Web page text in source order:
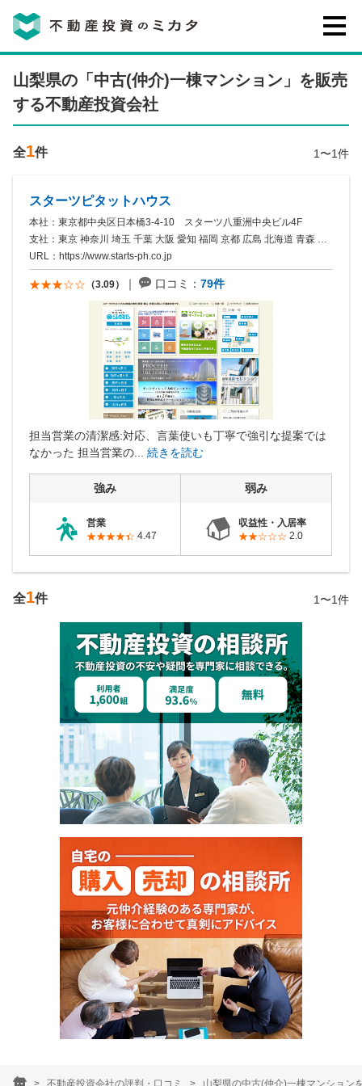
不動産投資のミカタとは
講座・セミナー
お客様の声
ご質問・ご予約 0120-146-460
営業時間：10:00〜19:00(土日祝も営業中) 定休日：水
山梨県の「中古(仲介)一棟マンション」を販売
する不動産投資会社
全1件 1〜1件
スターツピタットハウス
本社：東京都中央区日本橋3-4-10 スターツ八重洲中央ビル4F
支社：東京 神奈川 埼玉 千葉 大阪 愛知 福岡 京都 広島 北海道 青森 岩手 宮城 秋田 山形 福島 茨城 栃木 群馬 ...
URL： https://www.starts-ph.co.jp
（3.09） 口コミ： 79件
担当営業の清潔感:対応、言葉使いも丁寧で強引な提案では
なかった 担当営業の... 続きを読む
強み
営業
4.47
弱み
収益性・入居率
2.0
全1件 1〜1件
不動産投資会社の評判・口コミ 山梨県の中古(仲介)一棟マンション